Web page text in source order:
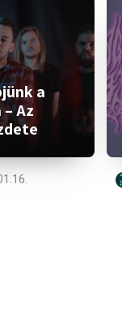
a
Az